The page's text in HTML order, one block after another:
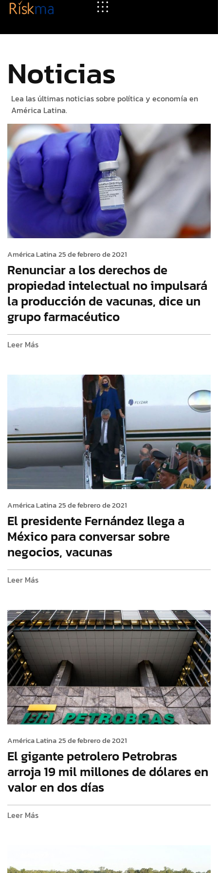
Noticias
Lea las últimas noticias sobre política y economía en
América Latina.
América Latina25 de febrero de 2021
Renunciar a los derechos de
propiedad intelectual no impulsará
la producción de vacunas, dice un
grupo farmacéutico
Leer Más
América Latina25 de febrero de 2021
El presidente Fernández llega a
México para conversar sobre
negocios, vacunas
Leer Más
América Latina25 de febrero de 2021
El gigante petrolero Petrobras
arroja 19 mil millones de dólares en
valor en dos días
Leer Más